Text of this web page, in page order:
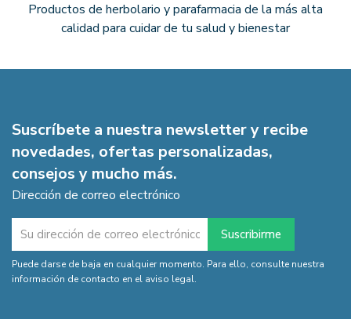
Productos de herbolario y parafarmacia de la más alta
calidad para cuidar de tu salud y bienestar
Suscríbete a nuestra newsletter y recibe
novedades, ofertas personalizadas,
consejos y mucho más.
Dirección de correo electrónico
Puede darse de baja en cualquier momento. Para ello, consulte nuestra
información de contacto en el aviso legal.